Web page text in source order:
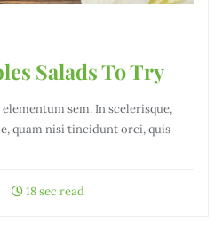
Salads To Try
sem. In scelerisque,
quam nisi tincidunt orci, quis
18 sec read